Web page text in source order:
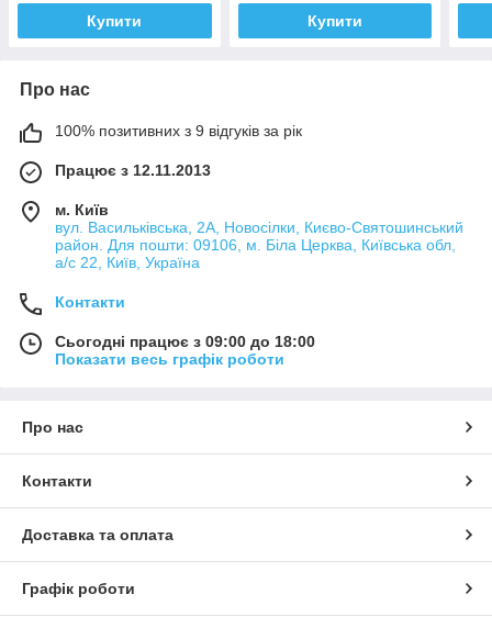
Купити Купити
Про нас
100% позитивних з 9 відгуків за рік
Працює з 12.11.2013
м. Київ
вул. Васильківська, 2А, Новосілки, Києво-Святошинський
район. Для пошти: 09106, м. Біла Церква, Київська обл,
а/с 22, Київ, Україна
Контакти
Сьогодні працює з 09:00 до 18:00
Показати весь графік роботи
Про нас
Контакти
Доставка та оплата
Графік роботи